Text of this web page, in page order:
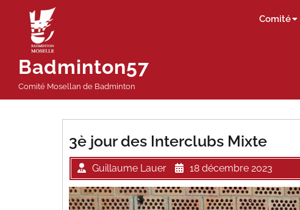
contenu
Badminton57
Comité Mosellan de Badminton
Comité
3è jour des Interclubs Mixte
Guillaume Lauer 18 décembre 2023